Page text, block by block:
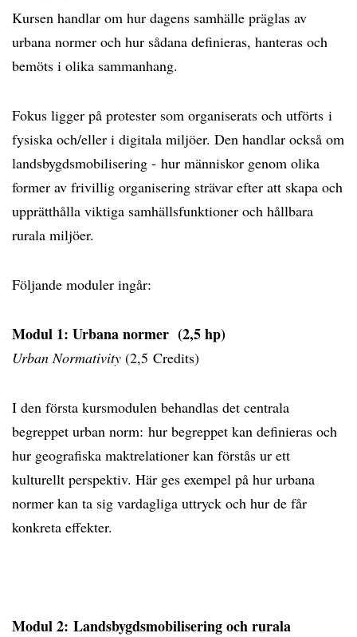
Kursen handlar om hur dagens samhälle präglas av
urbana normer och hur sådana definieras, hanteras och
bemöts i olika sammanhang.
Fokus ligger på protester som organiserats och utförts i
fysiska och/eller i digitala miljöer. Den handlar också om
landsbygdsmobilisering - hur människor genom olika
former av frivillig organisering strävar efter att skapa och
upprätthålla viktiga samhällsfunktioner och hållbara
rurala miljöer.
Följande moduler ingår:
Modul 1: Urbana normer (2,5 hp)
Urban Normativity (2,5 Credits)
I den första kursmodulen behandlas det centrala
begreppet urban norm: hur begreppet kan definieras och
hur geografiska maktrelationer kan förstås ur ett
kulturellt perspektiv. Här ges exempel på hur urbana
normer kan ta sig vardagliga uttryck och hur de får
konkreta effekter.
Modul 2: Landsbygdsmobilisering och rurala